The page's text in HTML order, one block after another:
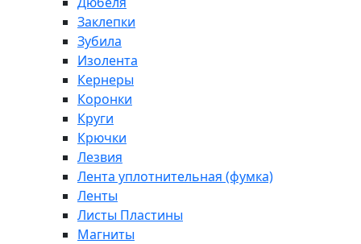
Заклепки
Зубила
Изолента
Кернеры
Коронки
Круги
Крючки
Лезвия
Лента уплотнительная (фумка)
Ленты
Листы Пластины
Магниты